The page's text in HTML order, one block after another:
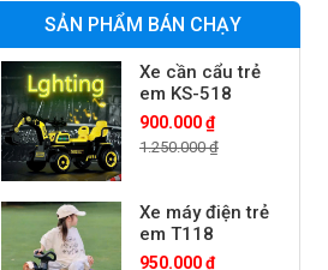
SẢN PHẨM BÁN CHẠY
Xe cần cẩu trẻ
em KS-518
900.000 ₫
1.250.000 ₫
950.000 ₫
1.250.000 ₫